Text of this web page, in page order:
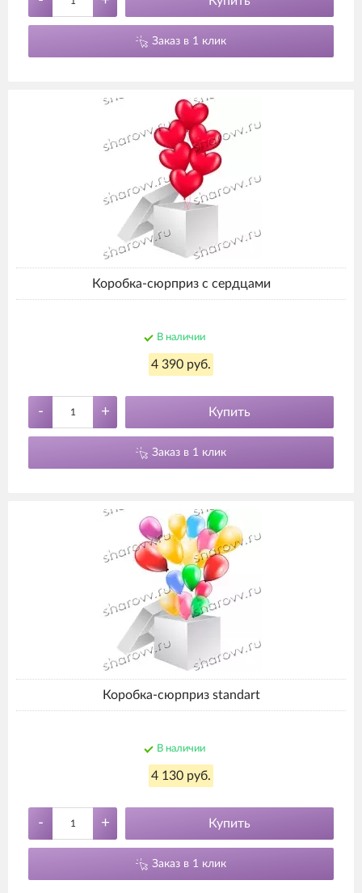
Заказ в 1 клик
Коробка-сюрприз с сердцами
В наличии
4 390 руб.
- + Купить
Заказ в 1 клик
Коробка-сюрприз standart
В наличии
4 130 руб.
- + Купить
Заказ в 1 клик